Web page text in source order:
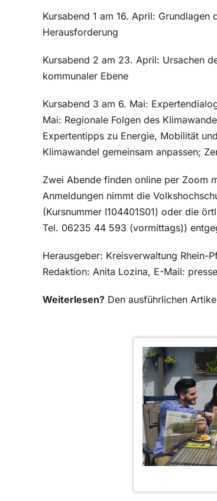
Kursabend 1 am 16. April:
Herausforderung
Kursabend 2 am 23. April: Ursachen
kommunaler Ebene
Kursabend 3 am 6. Mai:
Mai: Regionale Folgen des
Expertentipps zu Energie, Mobilität
Klimawandel gemeinsam anpassen;
Zwei Abende finden online per Zoom
Anmeldungen nimmt die
(Kursnummer I104401S01) oder die
Tel. 06235 44 593 (vormittags))
Herausgeber: Kreisverwaltung Rhein-
Redaktion: Anita Lozina, E-Mail:
Weiterlesen? Den ausführlichen